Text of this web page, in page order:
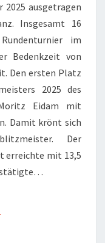
2025 ausgetragen
Insgesamt 16
im
Bedenkzeit von
Den ersten Platz
2025 des
Eidam mit
Damit krönt sich
Der
erreichte mit 13,5